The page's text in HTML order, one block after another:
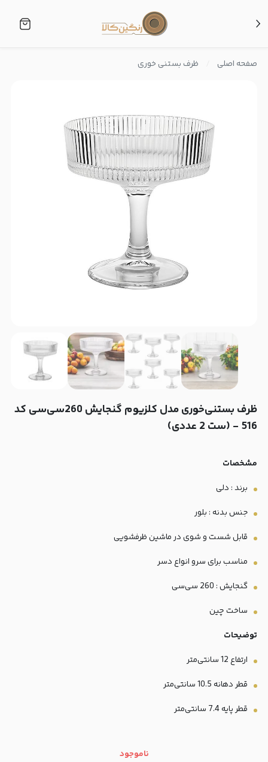
صفحه اصلی ظرف بستنی خوری
ظرف بستنی‌خوری مدل کلزیوم گنجایش 260سی‌سی کد
516 - (ست 2 عددی)
مشخصات
برند : دلی
جنس بدنه : بلور
قابل شست و شوی در ماشین ظرفشویی
مناسب برای سرو انواع دسر
گنجایش : 260 سی‌سی
ساخت چین
توضیحات
ارتفاع 12 سانتی‌متر
قطر دهانه 10.5 سانتی‌متر
قطر پایه 7.4 سانتی‌متر
ناموجود